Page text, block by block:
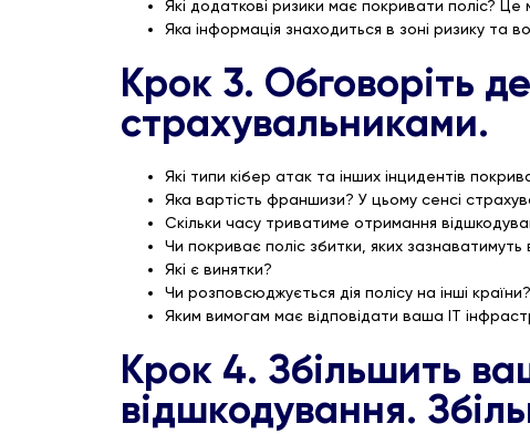
Які додаткові ризики має покривати поліс?
Яка інформація знаходиться в зоні ризику та
Крок 3. Обговоріть
страхувальниками.
Які типи кібер атак та інших інцидентів
Яка вартість франшизи? У цьому сенсі
Скільки часу триватиме отримання
Чи покриває поліс збитки, яких зазнаватимуть
Які є винятки?
Чи розповсюджується дія полісу на інші країни?
Яким вимогам має відповідати ваша ІТ
Крок 4. Збільшить
відшкодування.